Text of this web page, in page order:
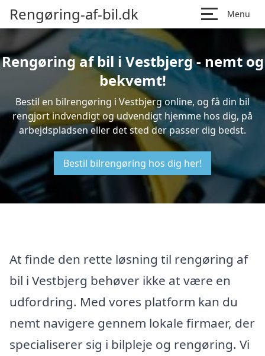
Rengøring-af-bil.dk Menu
Rengøring af bil i Vestbjerg - nemt og
bekvemt!
Bestil en bilrengøring i Vestbjerg online, og få din bil
rengjort indvendigt og udvendigt hjemme hos dig, på
arbejdspladsen eller det sted der passer dig bedst.
Bestil bilrengøring hos dig her!
At finde den rette løsning til rengøring af
bil i Vestbjerg behøver ikke at være en
udfordring. Med vores platform kan du
nemt navigere gennem lokale firmaer, der
specialiserer sig i bilpleje og rengøring. Vi